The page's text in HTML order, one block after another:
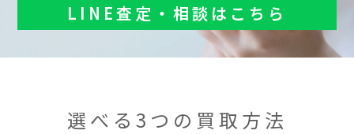
LINE査定・相談はこちら
選べる3つの買取方法